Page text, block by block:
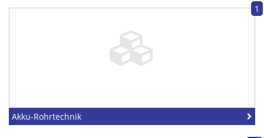
1
Akku-Rohrtechnik